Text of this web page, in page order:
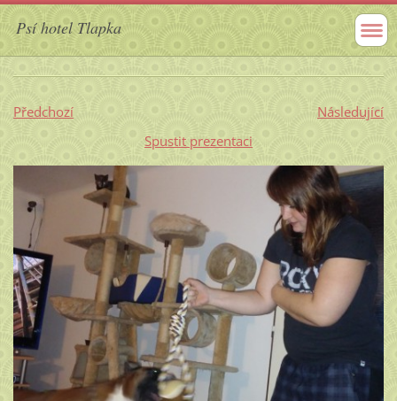
Psí hotel Tlapka
Předchozí
Následující
Spustit prezentaci